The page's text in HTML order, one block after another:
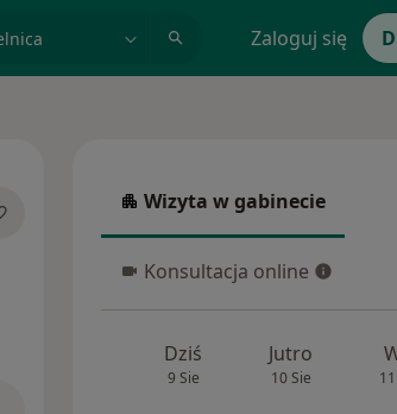
Zaloguj się
Wizyta w gabinecie
Wizyta w gabinecie
Konsultacja online
Konsultacja online
Dziś
9 Sie
Jutro
10 Sie